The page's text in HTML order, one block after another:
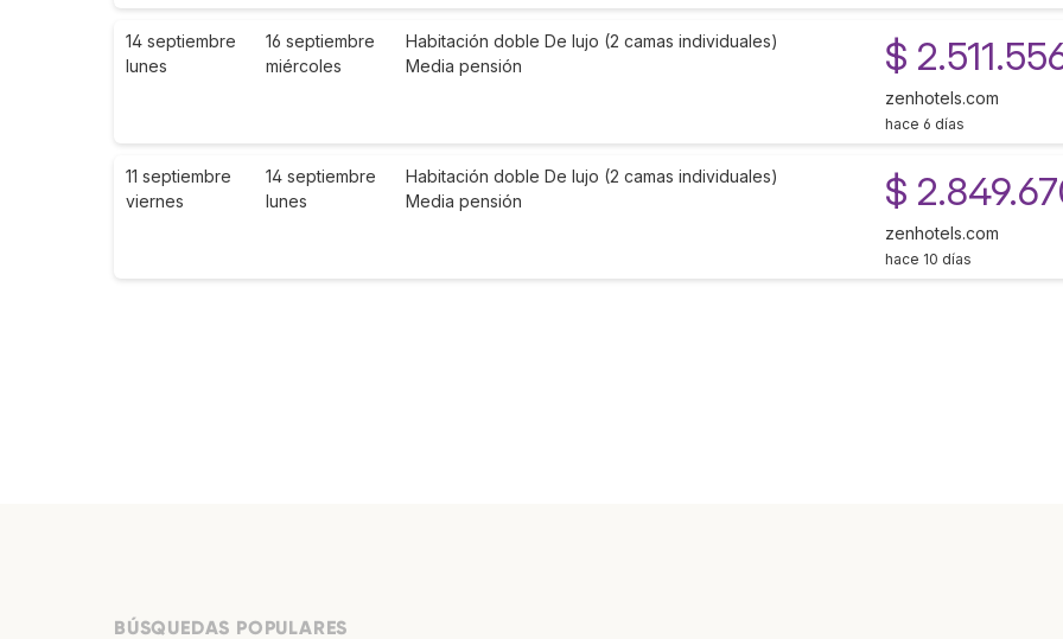
14 septiembre
lunes
16 septiembre
miércoles
Habitación doble De lujo (2 camas individuales)
Media pensión
$
zenhotels.com
hace 6 días
11 septiembre
viernes
14 septiembre
lunes
Habitación doble De lujo (2 camas individuales)
Media pensión
$
zenhotels.com
hace 10 días
BÚSQUEDAS POPULARES